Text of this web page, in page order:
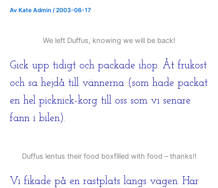
Av Kate Admin /2003-06-17
We left Duffus, knowing we will be back!
Gick upp tidigt och packade ihop. Åt frukost
och sa hejdå till vännerna (som hade packat
en hel picknick-korg till oss som vi senare
fann i bilen).
Duffus lentus their food boxfilled with food – thanks!!
Vi fikade på en rastplats längs vägen. Här